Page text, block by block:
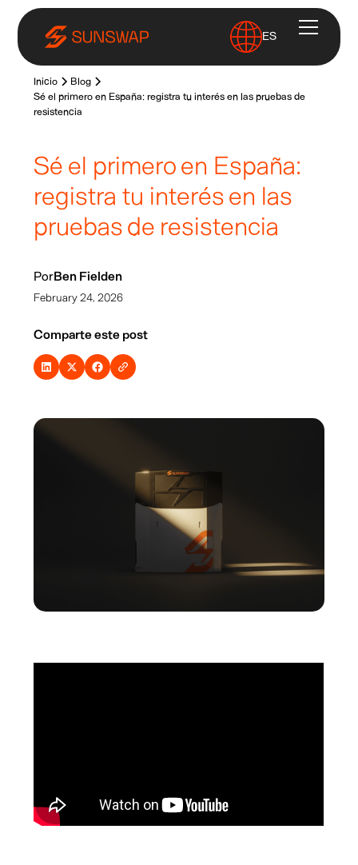
ES
Inicio
Blog
Sé el primero en España: registra tu interés en las pruebas de
resistencia
Sé el primero en España:
registra tu interés en las
pruebas de resistencia
PorBen Fielden
February 24, 2026
Comparte este post